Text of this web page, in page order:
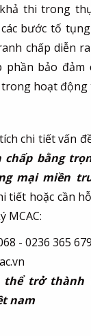
thi trong
bước tố
chấp diễn
bảo đảm
trong hoạt
chi tiết vấn
chấp bằng
mại miền
tiết hoặc cần
MCAC:
- 0236 365
thể trở thành
nam